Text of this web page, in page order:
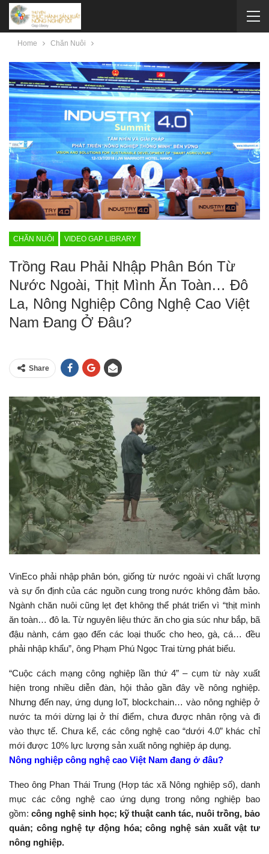
Home Chăn Nuôi
CHĂN NUÔI VIDEO GAP LIBRARY
Trồng Rau Phải Nhập Phân Bón Từ
Nước Ngoài, Thịt Mình Ăn Toàn… Đô
La, Nông Nghiệp Công Nghệ Cao Việt
Nam Đang Ở Đâu?
Share
VinEco phải nhập phân bón, giống từ nước ngoài vì chất lượng
và sự ổn định của các nguồn cung trong nước không đảm bảo.
Ngành chăn nuôi cũng lẹt đẹt không thể phát triển vì “thịt mình
ăn toàn… đô la. Từ nguyên liệu thức ăn cho gia súc như bắp, bã
đậu nành, cám gạo đến các loại thuốc cho heo, gà, cá… đều
phải nhập khẩu”, ông Phạm Phú Ngọc Trai từng phát biểu.
“Cuộc cách mạng công nghiệp lần thứ 4” – cụm từ này xuất
hiện trong nhiều diễn đàn, hội thảo gần đây về nông nghiệp.
Nhưng đến nay, ứng dụng IoT, blockchain… vào nông nghiệp ở
nước ta mới dừng lại ở thí điểm, chưa được nhân rộng và đi
vào thực tế. Chưa kể, các công nghệ cao “dưới 4.0” khác chỉ
mới được 10% lực lượng sản xuất nông nghiệp áp dụng.
Nông nghiệp công nghệ cao Việt Nam đang ở đâu?
Theo ông Phan Thái Trung (Hợp tác xã Nông nghiệp số), danh
mục các công nghệ cao ứng dụng trong nông nghiệp bao
gồm: công nghệ sinh học; kỹ thuật canh tác, nuôi trồng, bảo
quản; công nghệ tự động hóa; công nghệ sản xuất vật tư
nông nghiệp.